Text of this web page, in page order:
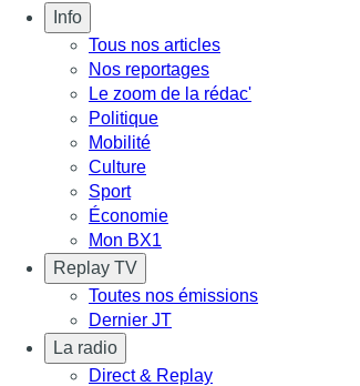
Info
Tous nos articles
Nos reportages
Le zoom de la rédac'
Politique
Mobilité
Culture
Sport
Économie
Mon BX1
Replay TV
Toutes nos émissions
Dernier JT
La radio
Direct & Replay